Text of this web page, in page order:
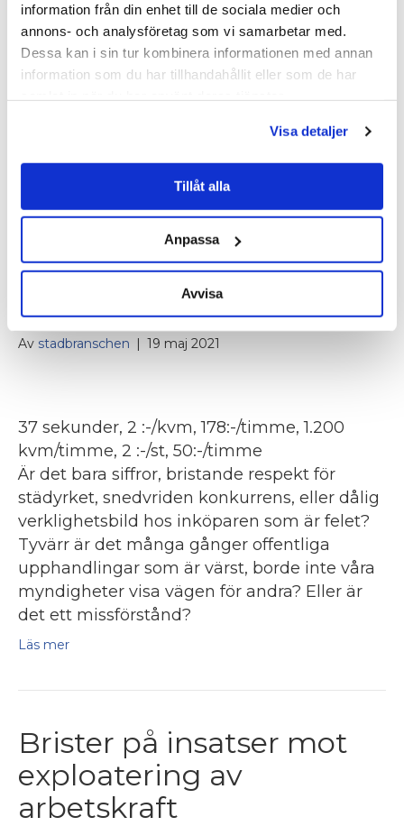
information från din enhet till de sociala medier och
annons- och analysföretag som vi samarbetar med.
Dessa kan i sin tur kombinera informationen med annan
information som du har tillhandahållit eller som de har
Visa detaljer
Tillåt alla
Anpassa
Avvisa
jämställdhet, ekonomi och kalkyler,
hållbarhet, innovationer, teknik, utbildning
och upphandling.
Boken har fått stor uppmärksamhet i
Läs mer
Vart är städbranschen på
Av stadbranschen | 19 maj 2021
37 sekunder, 2 :-/kvm, 178:-/timme, 1.200
kvm/timme, 2 :-/st, 50:-/timme
Är det bara siffror, bristande respekt för
städyrket, snedvriden konkurrens, eller dålig
verklighetsbild hos inköparen som är felet?
Tyvärr är det många gånger offentliga
upphandlingar som är värst, borde inte våra
myndigheter visa vägen för andra? Eller är
det ett missförstånd?
Läs mer
Brister på insatser mot
exploatering av
arbetskraft